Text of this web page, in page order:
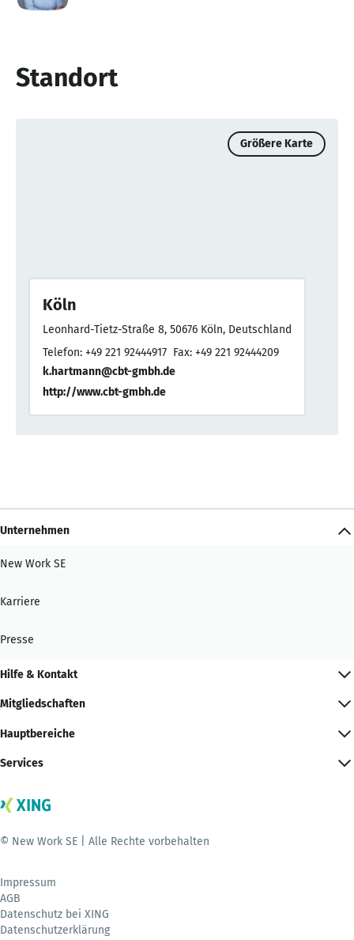
Standort
Größere Karte
Köln
Leonhard-Tietz-Straße 8, 50676 Köln, Deutschland
Telefon: +49 221 92444917 Fax: +49 221 92444209
k.hartmann@cbt-gmbh.de
http://www.cbt-gmbh.de
Unternehmen
New Work SE
Karriere
Presse
Hilfe & Kontakt
Mitgliedschaften
Hauptbereiche
Services
© New Work SE | Alle Rechte vorbehalten
Impressum
AGB
Datenschutz bei XING
Datenschutzerklärung